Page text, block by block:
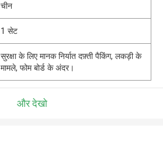
चीन
1 सेट
सुरक्षा के लिए मानक निर्यात दफ़्ती पैकिंग, लकड़ी के
मामले, फोम बोर्ड के अंदर।
और देखो